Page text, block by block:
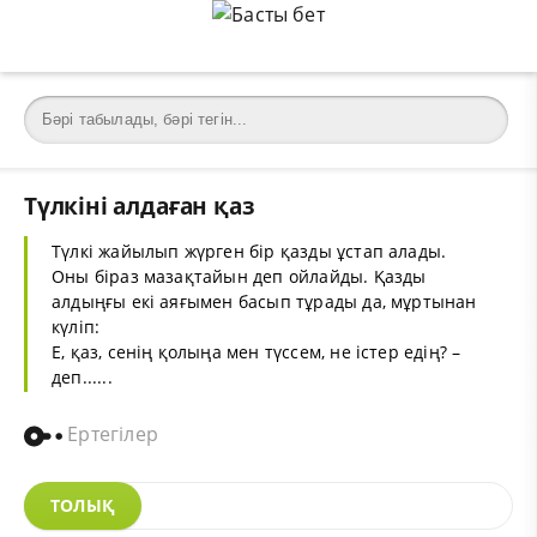
Түлкіні алдаған қаз
Түлкі жайылып жүрген бір қазды ұстап алады.
Оны біраз мазақтайын деп ойлайды. Қазды
алдыңғы екі аяғымен басып тұрады да, мұртынан
күліп:
Е, қаз, сенің қолыңа мен түссем, не істер едің? –
деп......
Ертегілер
ТОЛЫҚ